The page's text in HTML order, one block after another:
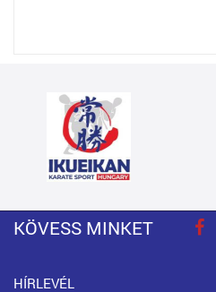
KÖVESS MINKET
HÍRLEVÉL